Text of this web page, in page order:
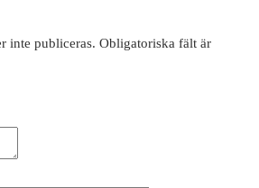
inte publiceras. Obligatoriska fält är